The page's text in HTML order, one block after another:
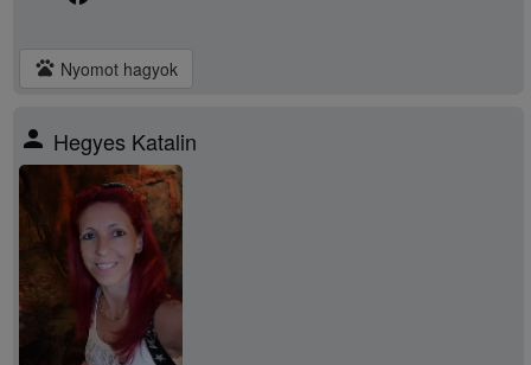
pets Nyomot hagyok
person Hegyes Katalin